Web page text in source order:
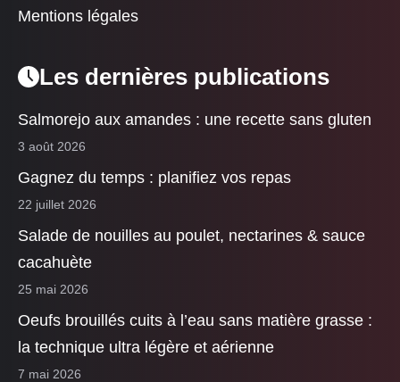
Mentions légales
Les dernières publications
Salmorejo aux amandes : une recette sans gluten
3 août 2026
Gagnez du temps : planifiez vos repas
22 juillet 2026
Salade de nouilles au poulet, nectarines & sauce
cacahuète
25 mai 2026
Oeufs brouillés cuits à l’eau sans matière grasse :
la technique ultra légère et aérienne
7 mai 2026